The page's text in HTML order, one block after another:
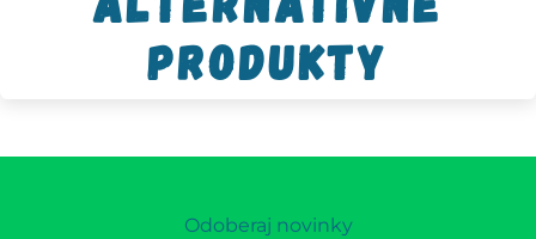
produkty
Odoberaj novinky